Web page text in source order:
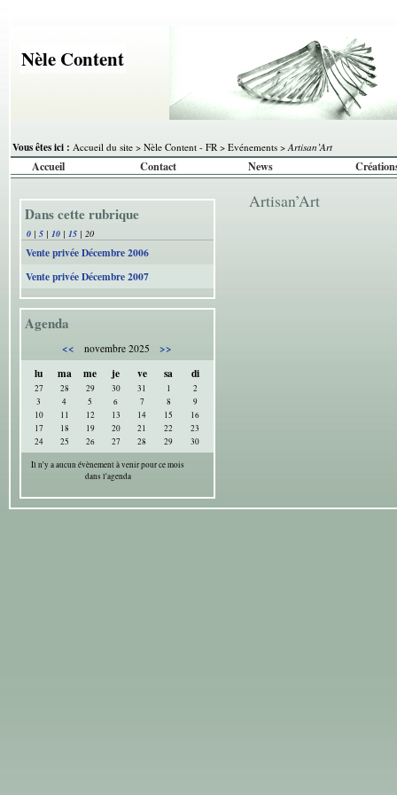
Nèle Content
Vous êtes ici : Accueil du site > Nèle Content - FR > Evénements >Artisan’Art
Accueil Contact News
Dans cette rubrique
0 | 5 | 10 | 15 | 20
Vente privée Décembre 2006
Vente privée Décembre 2007
Agenda
<< novembre 2025
>>
lu
ma me je ve sa di
27 28 29 30 31 1
2
3
4 5 6 7 8
9
10
11 12 13 14 15
16
17
18 19 20 21 22
23
24
25 26 27 28 29
30
Il n'y a aucun évènement à venir pour ce mois
dans l'agenda
Artisan’Art